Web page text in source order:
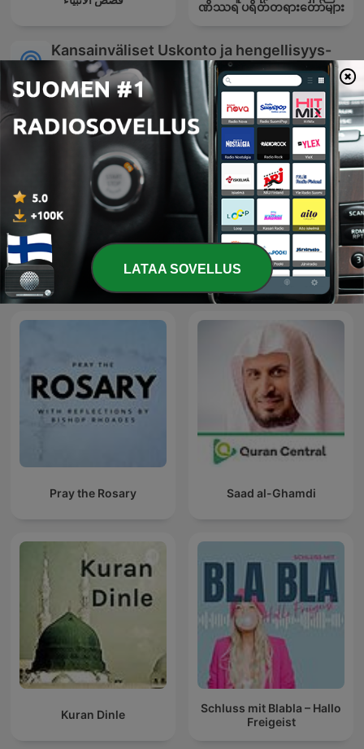
ဏိဿရ ပရိတ်တရားတော်များ
Kansainväliset Uskonto ja hengellisyys-
podcastit
Biblia egy év alatt -
podcast Fábry Kornél
püspök atyával
深度睡眠|解压|冥想|疗愈养
生|艺术疗愈|白噪音|助眠音
乐|轻音乐|苏阳阳频道
Pray the Rosary Saad al-Ghamdi
Kuran Dinle
Schluss mit Blabla – Hallo
Freigeist
LATAA SOVELLUS